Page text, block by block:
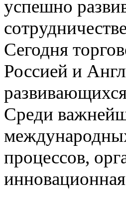
успешно
Сегодня
Россией и
Среди
процессов,